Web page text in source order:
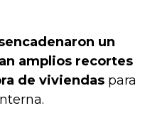
un
amplios recortes
de viviendas para